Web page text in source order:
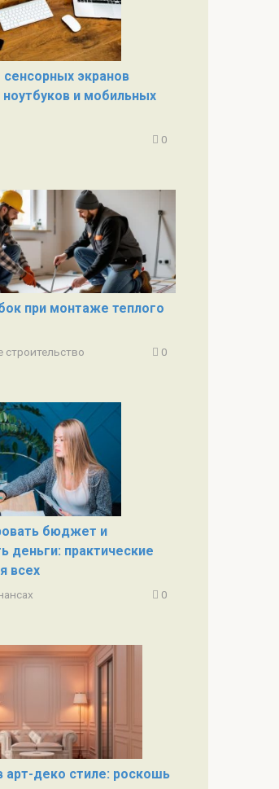
сенсорных экранов
ноутбуков и мобильных
0
при монтаже теплого
0
бюджет и
деньги: практические
всех
0
арт-деко стиле: роскошь